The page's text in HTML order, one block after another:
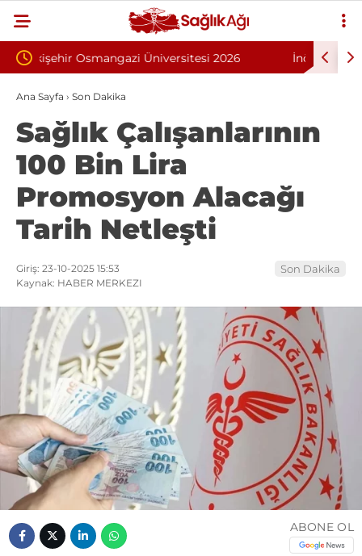
2026
203 Kişi
İnönü Üniversitesi 131 Sözleşmeli Personel
Alımı İlanı
Ana Sayfa › Son Dakika
Sağlık Çalışanlarının
100 Bin Lira
Promosyon Alacağı
Tarih Netleşti
Giriş: 23-10-2025 15:53
Kaynak: HABER MERKEZI
Son Dakika
ABONE OL